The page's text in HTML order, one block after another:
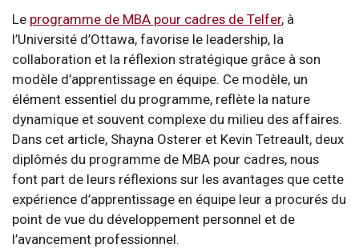
Le programme de MBA pour cadres de Telfer, à
l’Université d’Ottawa, favorise le leadership, la
collaboration et la réflexion stratégique grâce à son
modèle d’apprentissage en équipe. Ce modèle, un
élément essentiel du programme, reflète la nature
dynamique et souvent complexe du milieu des affaires.
Dans cet article, Shayna Osterer et Kevin Tetreault, deux
diplômés du programme de MBA pour cadres, nous
font part de leurs réflexions sur les avantages que cette
expérience d’apprentissage en équipe leur a procurés du
point de vue du développement personnel et de
l’avancement professionnel.